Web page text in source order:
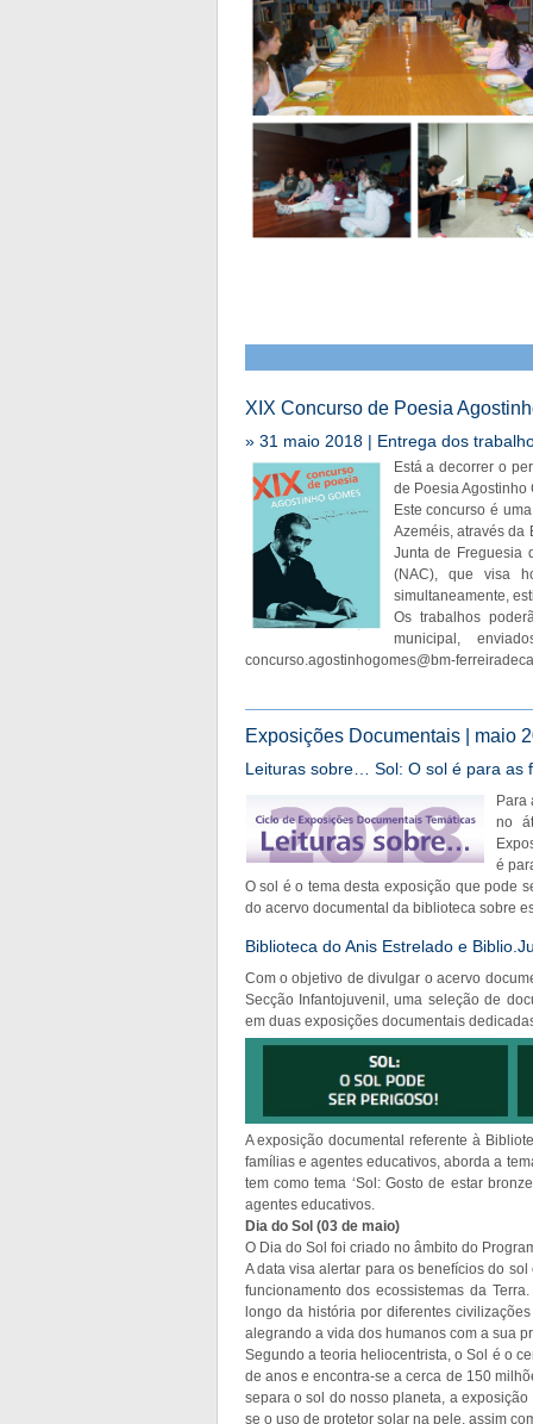
XIX Concurso de Poesia
» 31 maio 2018 | Entrega dos
Está a decorrer o
de Poesia Agostinho
Este concurso é
Azeméis, através da
Junta de Freguesia
(NAC), que visa
simultaneamente,
Os trabalhos
municipal,
concurso.agostinhogomes@bm-
Exposições Documentais | maio
Leituras sobre… Sol: O sol é para as
Para
no
é
O sol é o tema desta exposição que pode
do acervo documental da biblioteca sobre
Biblioteca do Anis Estrelado e
Com o objetivo de divulgar o acervo
Secção Infantojuvenil, uma seleção de
em duas exposições documentais
A exposição documental referente à
famílias e agentes educativos, aborda a
tem como tema ‘Sol: Gosto de estar
agentes educativos.
Dia do Sol (03 de maio)
O Dia do Sol foi criado no âmbito do
A data visa alertar para os benefícios do
funcionamento dos ecossistemas da
longo da história por diferentes
alegrando a vida dos humanos com a sua
Segundo a teoria heliocentrista, o Sol é o
de anos e encontra-se a cerca de 150
separa o sol do nosso planeta, a
se o uso de protetor solar na pele, assim